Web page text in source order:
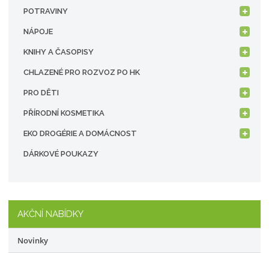
POTRAVINY
NÁPOJE
KNIHY A ČASOPISY
CHLAZENÉ PRO ROZVOZ PO HK
PRO DĚTI
PŘÍRODNÍ KOSMETIKA
EKO DROGÉRIE A DOMÁCNOST
DÁRKOVÉ POUKAZY
AKČNÍ NABÍDKY
Novinky